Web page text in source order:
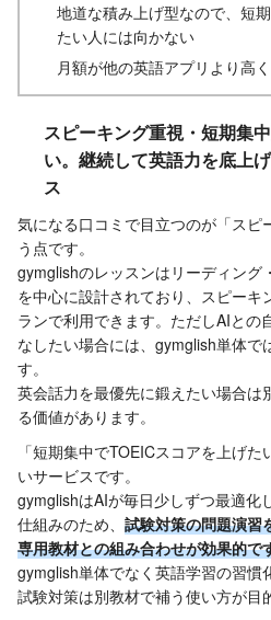
地道な積み上げ型なので、短
たい人には向かない
月額が他の英語アプリより高
スピーキング重視・短期集
い。継続して英語力を底上
ス
気になる口コミで目立つのが「スピ
う点です。
gymglishのレッスンはリーディング
を中心に設計されており、スピー
ランで利用できます。ただしAIとの
なしたい場合には、gymglish単体で
す。
英会話力を最優先に鍛えたい場合は
る価値があります。
「短期集中でTOEICスコアを上げ
いサービスです。
gymglishはAIが毎日少しずつ最適化
仕組みのため、 試験対策の問題演習
専用教材との組み合わせが効果的で
gymglish単体でなく英語学習の習慣
試験対策は別教材で補う使い方が目